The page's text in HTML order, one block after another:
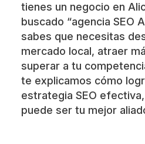
tienes un negocio en
buscado “agencia SEO
sabes que necesitas
mercado local, atraer
superar a tu
te explicamos cómo
estrategia SEO
puede ser tu mejor